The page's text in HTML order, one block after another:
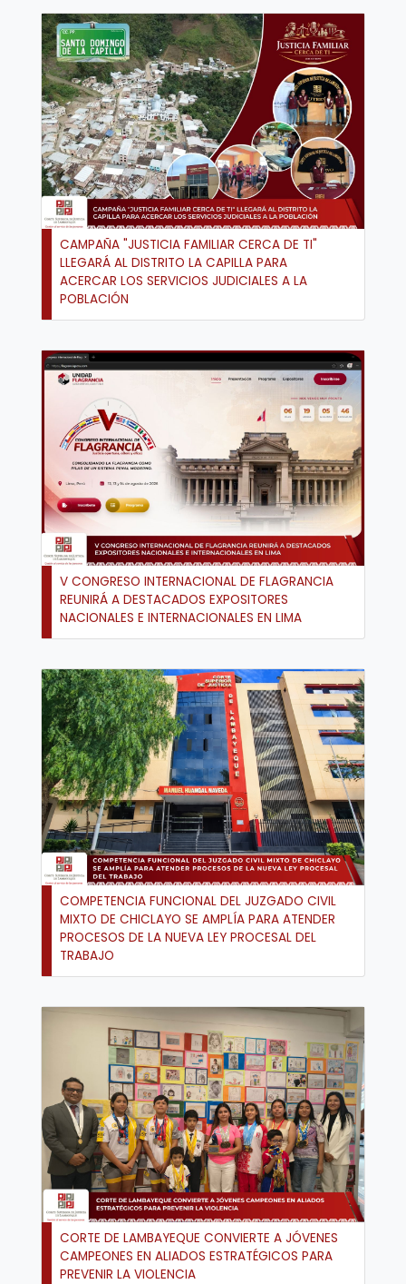
CAMPAÑA "JUSTICIA FAMILIAR CERCA DE TI"
LLEGARÁ AL DISTRITO LA CAPILLA PARA
ACERCAR LOS SERVICIOS JUDICIALES A LA
POBLACIÓN
V CONGRESO INTERNACIONAL DE FLAGRANCIA
REUNIRÁ A DESTACADOS EXPOSITORES
NACIONALES E INTERNACIONALES EN LIMA
COMPETENCIA FUNCIONAL DEL JUZGADO CIVIL
MIXTO DE CHICLAYO SE AMPLÍA PARA ATENDER
PROCESOS DE LA NUEVA LEY PROCESAL DEL
TRABAJO
CORTE DE LAMBAYEQUE CONVIERTE A JÓVENES
CAMPEONES EN ALIADOS ESTRATÉGICOS PARA
PREVENIR LA VIOLENCIA